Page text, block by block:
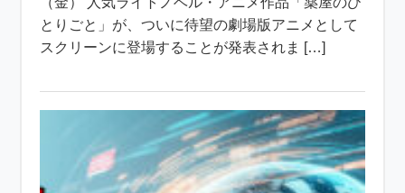
とりごと」が、ついに待望の劇場版アニメとして
スクリーンに登場することが発表されま […]